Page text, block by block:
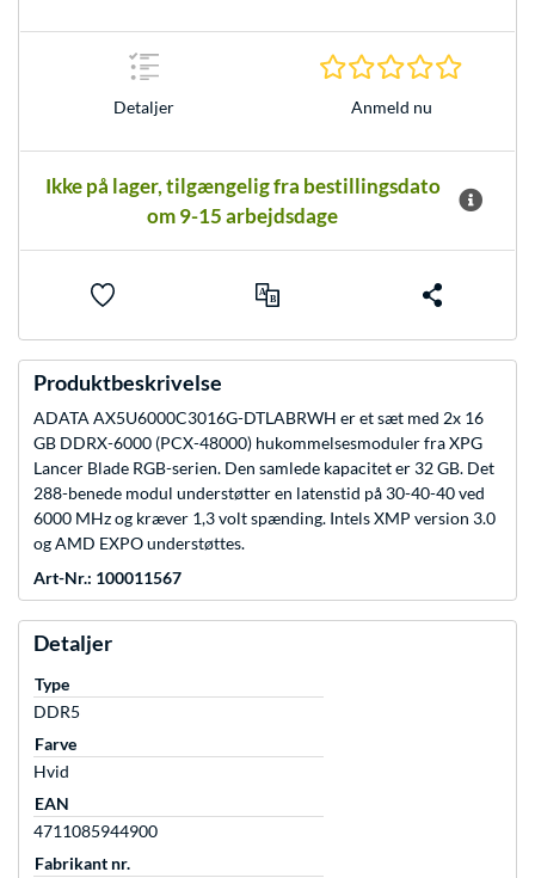
Detaljer Anmeld nu
Ikke på lager, tilgængelig fra bestillingsdato
om 9-15 arbejdsdage
Produktbeskrivelse
ADATA AX5U6000C3016G-DTLABRWH er et sæt med 2x 16
GB DDRX-6000 (PCX-48000) hukommelsesmoduler fra XPG
Lancer Blade RGB-serien. Den samlede kapacitet er 32 GB. Det
288-benede modul understøtter en latenstid på 30-40-40 ved
6000 MHz og kræver 1,3 volt spænding. Intels XMP version 3.0
og AMD EXPO understøttes.
Art-Nr.: 100011567
Detaljer
Type
DDR5
Farve
Hvid
EAN
4711085944900
Fabrikant nr.